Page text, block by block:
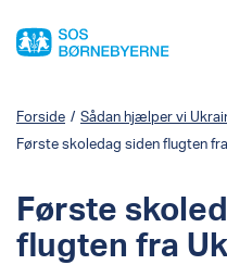
Forside / Sådan hjælper vi
Første skoledag siden flugten
Første
flugten fra